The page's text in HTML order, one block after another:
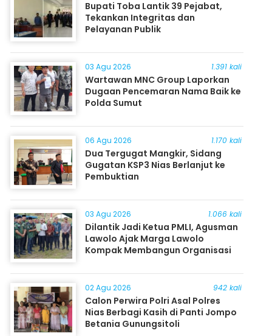
Bupati Toba Lantik 39 Pejabat,
Tekankan Integritas dan
Pelayanan Publik
03 Agu 2026 1.391 kali
Wartawan MNC Group Laporkan
Dugaan Pencemaran Nama Baik ke
Polda Sumut
06 Agu 2026 1.170 kali
Dua Tergugat Mangkir, Sidang
Gugatan KSP3 Nias Berlanjut ke
Pembuktian
03 Agu 2026 1.066 kali
Dilantik Jadi Ketua PMLI, Agusman
Lawolo Ajak Marga Lawolo
Kompak Membangun Organisasi
02 Agu 2026 942 kali
Calon Perwira Polri Asal Polres
Nias Berbagi Kasih di Panti Jompo
Betania Gunungsitoli